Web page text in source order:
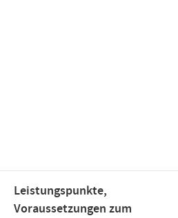
Leistungspunkte,
Voraussetzungen zum